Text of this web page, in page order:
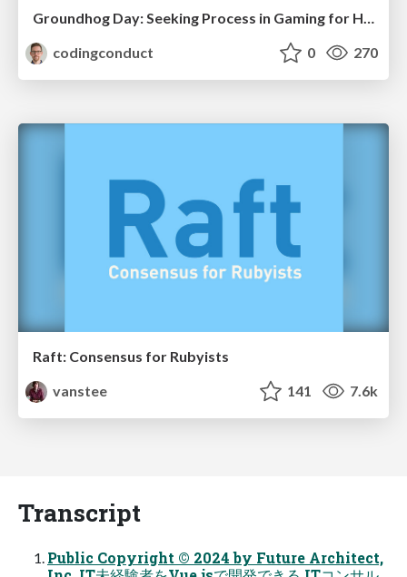
Groundhog Day: Seeking Process in Gaming for Health
codingconduct
0 270
Raft: Consensus for Rubyists
vanstee
141 7.6k
Transcript
Public Copyright ©︎ 2024 by Future Architect,